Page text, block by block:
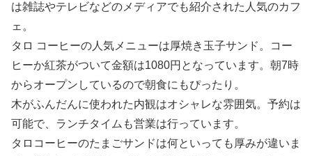
は雑誌やテレビなどのメディアでも紹介された人気のカフ
ェ。
タロ コーヒーの人気メニューは厚焼き玉子サンド。コー
ヒーか紅茶がついて金額は1080円となっています。朝7時
からオープンしているので朝食にもぴったり。
木がふんだんに使われた内観はオシャレな雰囲気。予約は
可能で、ランチタイムも営業は行っています。
タロコーヒーのたまごサンドは何といっても厚みが違いま